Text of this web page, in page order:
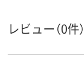
レビュー（0件）